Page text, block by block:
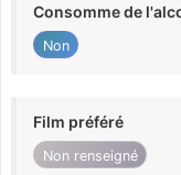
Consomme de
Non
Film préféré
Non renseigné